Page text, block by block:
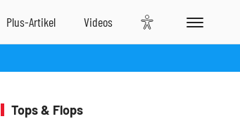
Tops & Flops